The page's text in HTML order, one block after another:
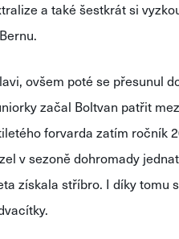
a také šestkrátsi
Bernu.
, ovšem poté se přesunul
začal Boltvan patřit
forvarda zatím ročník
vsezoně dohromady
získala stříbro. I díkytomu
.